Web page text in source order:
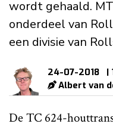
wordt gehaald.
onderdeel van
een divisie van
24-07-2018
|
Albert van
De TC 624-